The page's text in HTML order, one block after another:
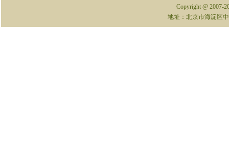
Copyright @ 2007-
地址：北京市海淀区